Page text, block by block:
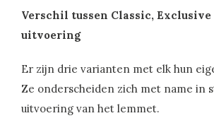
Verschil tussen Classic, Exclusive
uitvoering
Er zijn drie varianten met elk hun
Ze onderscheiden zich met name in
uitvoering van het lemmet.